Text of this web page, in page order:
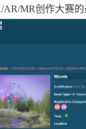
AR/MR创作大赛的